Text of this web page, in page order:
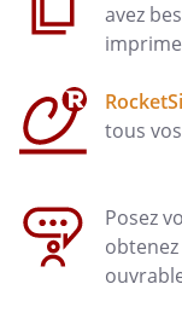
avez
tous
Posez